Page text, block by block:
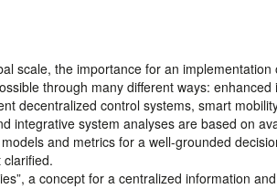
scale, the importance for an
through many different ways:
decentralized control systems, smart
integrative system analyses are based on
and metrics for a well-grounded
clarified.
a concept for a centralized information